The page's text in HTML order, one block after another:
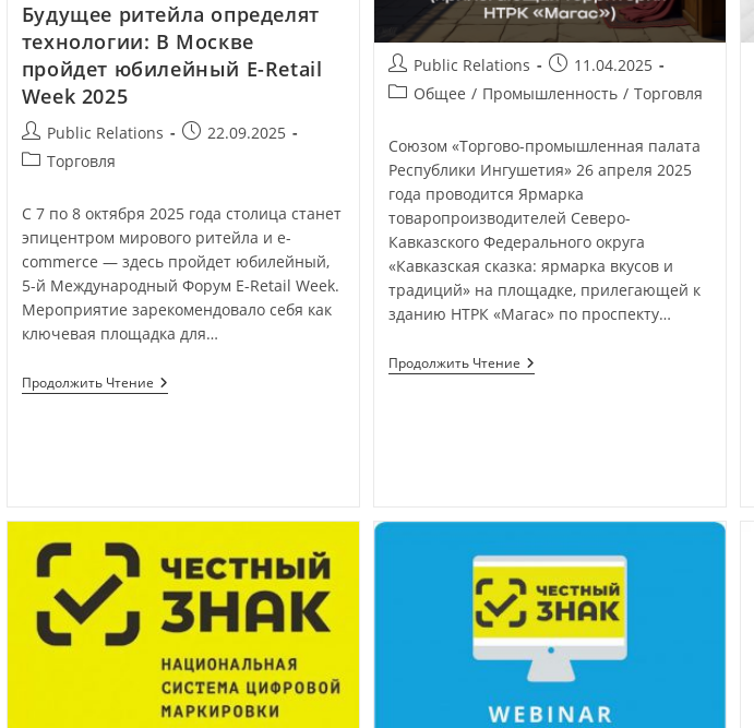
Будущее ритейла определят
технологии: В Москве
пройдет юбилейный E-Retail
Week 2025
Public Relations
22.09.2025
Торговля
С 7 по 8 октября 2025 года столица станет
эпицентром мирового ритейла и e-
commerce — здесь пройдет юбилейный,
5-й Международный Форум E-Retail Week.
Мероприятие зарекомендовало себя как
ключевая площадка для…
Продолжить Чтение
Public Relations
11.04.2025
Общее / Промышленность / Торговля
Союзом «Торгово-промышленная палата
Республики Ингушетия» 26 апреля 2025
года проводится Ярмарка
товаропроизводителей Северо-
Кавказского Федерального округа
«Кавказская сказка: ярмарка вкусов и
традиций» на площадке, прилегающей к
зданию НТРК «Магас» по проспекту…
Продолжить Чтение